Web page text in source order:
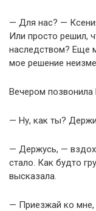
— Для нас? —
Или просто решил,
наследством? Еще
мое решение
Вечером позвонила
— Ну, как ты?
— Держусь, —
стало. Как будто
высказала.
— Приезжай ко